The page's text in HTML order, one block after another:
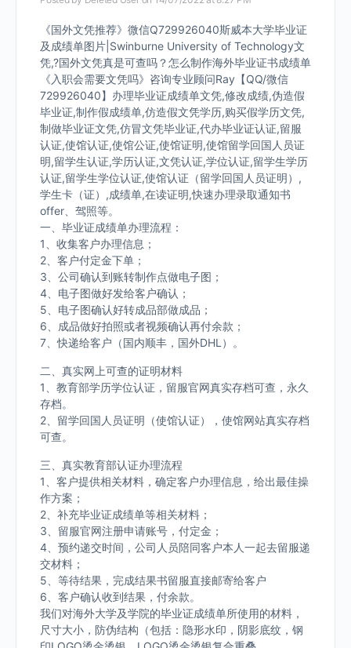
《国外文凭推荐》微信Q729926040斯威本大学毕业证
及成绩单图片|Swinburne University of Technology文
凭,?国外文凭真是可查吗？怎么制作海外毕业证书成绩单
《入职会需要文凭吗》咨询专业顾问Ray【QQ/微信
729926040】办理毕业证成绩单文凭,修改成绩,伪造假
毕业证,制作假成绩单,仿造假文凭学历,购买假学历文凭,
制做毕业证文凭,仿冒文凭毕业证,代办毕业证认证,留服
认证,使馆认证,使馆公证,使馆证明,使馆留学回国人员证
明,留学生认证,学历认证,文凭认证,学位认证,留学生学历
认证,留学生学位认证,使馆认证（留学回国人员证明）,
学生卡（证）,成绩单,在读证明,快速办理录取通知书
offer、驾照等。
一、毕业证成绩单办理流程：
1、收集客户办理信息；
2、客户付定金下单；
3、公司确认到账转制作点做电子图；
4、电子图做好发给客户确认；
5、电子图确认好转成品部做成品；
6、成品做好拍照或者视频确认再付余款；
7、快递给客户（国内顺丰，国外DHL）。
二、真实网上可查的证明材料
1、教育部学历学位认证，留服官网真实存档可查，永久
存档。
2、留学回国人员证明（使馆认证），使馆网站真实存档
可查。
三、真实教育部认证办理流程
1、客户提供相关材料，确定客户办理信息，给出最佳操
作方案；
2、补充毕业证成绩单等相关材料；
3、留服官网注册申请账号，付定金；
4、预约递交时间，公司人员陪同客户本人一起去留服递
交材料；
5、等待结果，完成结果书留服直接邮寄给客户
6、客户确认收到结果，付余款。
我们对海外大学及学院的毕业证成绩单所使用的材料，
尺寸大小，防伪结构（包括：隐形水印，阴影底纹，钢